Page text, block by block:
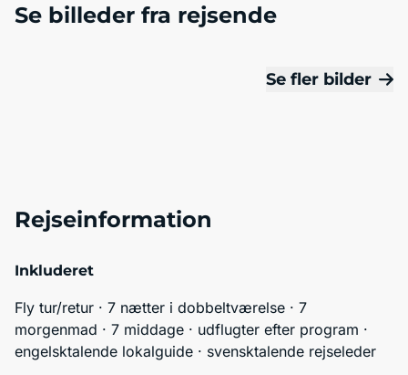
Se billeder fra rejsende
Se fler bilder
Rejseinformation
Inkluderet
Fly tur/retur · 7 nætter i dobbeltværelse · 7
morgenmad · 7 middage · udflugter efter program ·
engelsktalende lokalguide · svensktalende rejseleder